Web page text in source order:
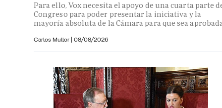
Para ello, Vox necesita el apoyo de una cuarta parte
Congreso para poder presentar la iniciativa y la
mayoría absoluta de la Cámara para que sea
Carlos Mullor | 08/08/2026